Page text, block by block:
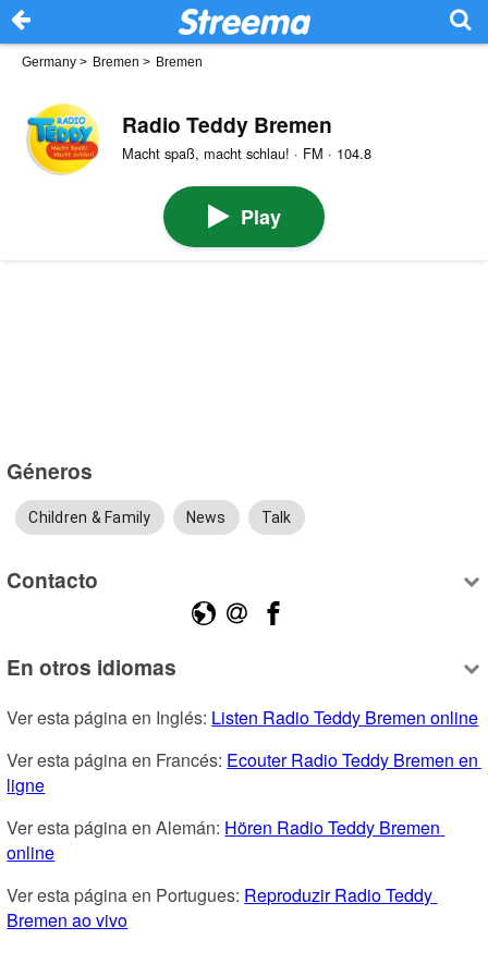
Germany > Bremen > Bremen
Radio Teddy Bremen
Macht spaß, macht schlau! · FM · 104.8
Play
Géneros
Children & Family News Talk
Contacto
En otros idiomas
Ver esta página en Inglés: Listen Radio Teddy Bremen online
Ver esta página en Francés: Ecouter Radio Teddy Bremen en
ligne
Ver esta página en Alemán: Hören Radio Teddy Bremen
online
Ver esta página en Portugues: Reproduzir Radio Teddy
Bremen ao vivo